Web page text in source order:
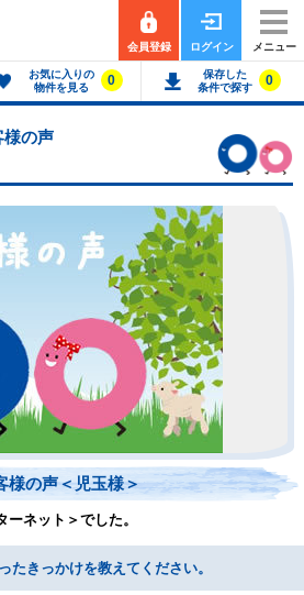
会員登録 ログイン メニュー
お気に入りの
物件を見る
0
保存した
条件で探す
0
様の声
様の声＜児玉様＞
ネット＞でした。
たきっかけを教えてください。